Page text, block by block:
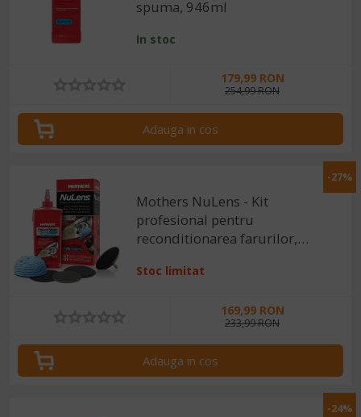
spuma, 946ml
In stoc
179,99 RON
254,99 RON
Adauga in cos
-27%
Mothers NuLens - Kit
profesional pentru
reconditionarea farurilor,
Stoc limitat
169,99 RON
233,99 RON
Adauga in cos
-24%